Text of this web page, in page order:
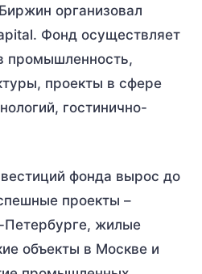
организовал
Фонд осуществляет
промышленность,
проекты в сфере
гостинично-
фонда вырос до
проекты –
Петербурге, жилые
объекты в Москве и